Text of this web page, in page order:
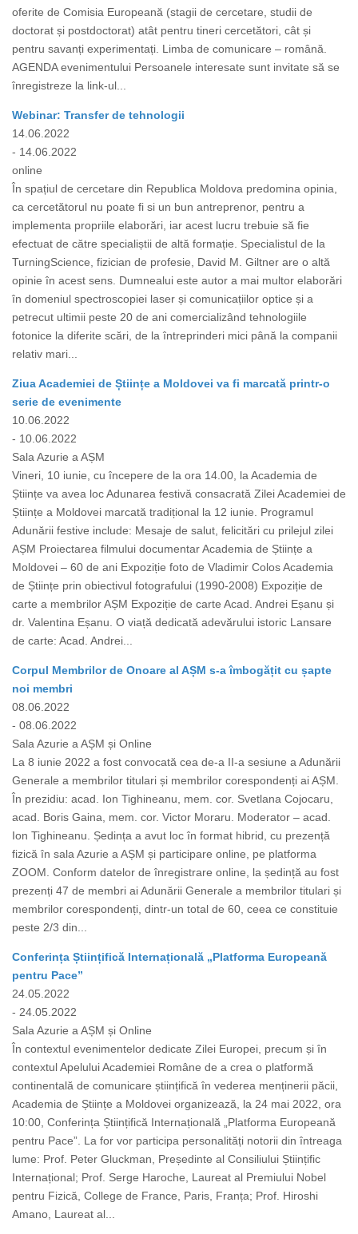
oferite de Comisia Europeană (stagii de cercetare, studii de
doctorat și postdoctorat) atât pentru tineri cercetători, cât și
pentru savanți experimentați. Limba de comunicare – română.
AGENDA evenimentului Persoanele interesate sunt invitate să se
înregistreze la link-ul...
Webinar: Transfer de tehnologii
14.06.2022
- 14.06.2022
online
În spațiul de cercetare din Republica Moldova predomina opinia,
ca cercetătorul nu poate fi si un bun antreprenor, pentru a
implementa propriile elaborări, iar acest lucru trebuie să fie
efectuat de către specialiștii de altă formație. Specialistul de la
TurningScience, fizician de profesie, David M. Giltner are o altă
opinie în acest sens. Dumnealui este autor a mai multor elaborări
în domeniul spectroscopiei laser și comunicațiilor optice și a
petrecut ultimii peste 20 de ani comercializând tehnologiile
fotonice la diferite scări, de la întreprinderi mici până la companii
relativ mari...
Ziua Academiei de Științe a Moldovei va fi marcată printr-o
serie de evenimente
10.06.2022
- 10.06.2022
Sala Azurie a AȘM
Vineri, 10 iunie, cu începere de la ora 14.00, la Academia de
Științe va avea loc Adunarea festivă consacrată Zilei Academiei de
Științe a Moldovei marcată tradițional la 12 iunie. Programul
Adunării festive include: Mesaje de salut, felicitări cu prilejul zilei
AȘM Proiectarea filmului documentar Academia de Științe a
Moldovei – 60 de ani Expoziție foto de Vladimir Colos Academia
de Științe prin obiectivul fotografului (1990-2008) Expoziție de
carte a membrilor AȘM Expoziție de carte Acad. Andrei Eșanu și
dr. Valentina Eșanu. O viață dedicată adevărului istoric Lansare
de carte: Acad. Andrei...
Corpul Membrilor de Onoare al AȘM s-a îmbogățit cu șapte
noi membri
08.06.2022
- 08.06.2022
Sala Azurie a AȘM și Online
La 8 iunie 2022 a fost convocată cea de-a II-a sesiune a Adunării
Generale a membrilor titulari și membrilor corespondenți ai AȘM.
În prezidiu: acad. Ion Tighineanu, mem. cor. Svetlana Cojocaru,
acad. Boris Gaina, mem. cor. Victor Moraru. Moderator – acad.
Ion Tighineanu. Ședința a avut loc în format hibrid, cu prezență
fizică în sala Azurie a AȘM și participare online, pe platforma
ZOOM. Conform datelor de înregistrare online, la ședință au fost
prezenți 47 de membri ai Adunării Generale a membrilor titulari și
membrilor corespondenți, dintr-un total de 60, ceea ce constituie
peste 2/3 din...
Conferința Științifică Internațională „Platforma Europeană
pentru Pace”
24.05.2022
- 24.05.2022
Sala Azurie a AȘM și Online
În contextul evenimentelor dedicate Zilei Europei, precum și în
contextul Apelului Academiei Române de a crea o platformă
continentală de comunicare științifică în vederea menținerii păcii,
Academia de Științe a Moldovei organizează, la 24 mai 2022, ora
10:00, Conferința Științifică Internațională „Platforma Europeană
pentru Pace”. La for vor participa personalități notorii din întreaga
lume: Prof. Peter Gluckman, Președinte al Consiliului Științific
Internațional; Prof. Serge Haroche, Laureat al Premiului Nobel
pentru Fizică, College de France, Paris, Franța; Prof. Hiroshi
Amano, Laureat al...